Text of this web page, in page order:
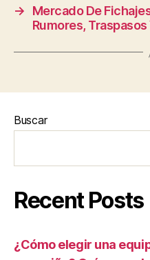
→
Mercado De
Rumores,
Buscar
Recent Posts
¿Cómo elegir una